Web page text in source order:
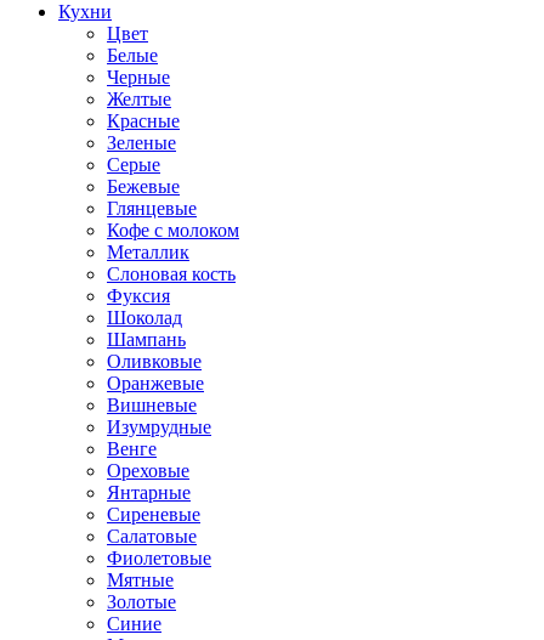
Кухни
Цвет
Белые
Черные
Желтые
Красные
Зеленые
Серые
Бежевые
Глянцевые
Кофе с молоком
Металлик
Слоновая кость
Фуксия
Шоколад
Шампань
Оливковые
Оранжевые
Вишневые
Изумрудные
Венге
Ореховые
Янтарные
Сиреневые
Салатовые
Фиолетовые
Мятные
Золотые
Синие